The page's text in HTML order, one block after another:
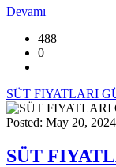
Devamı
488
0
SÜT FIYATLARI
Posted: May 20, 2024
SÜT